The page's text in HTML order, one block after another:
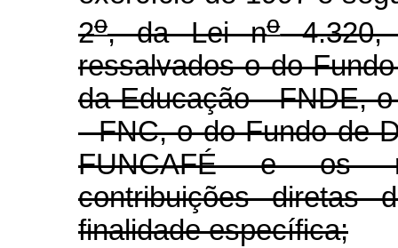
2o, da Lei no4.320,
ressalvados o do
da Educação - FNDE,
- FNC, o do Fundo de
FUNCAFÉ e os
contribuições diretas
finalidade específica;